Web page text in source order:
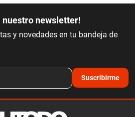
nuestro newsletter!
y novedades en tu bandeja de
Suscribirme